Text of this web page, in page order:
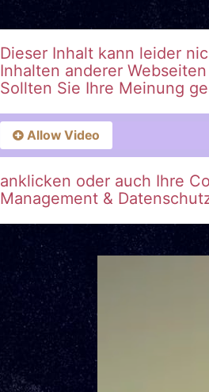
Dieser Inhalt kann leider
Inhalten anderer
Sollten Sie Ihre Meinung
Allow Video
anklicken oder auch Ihre
Management &